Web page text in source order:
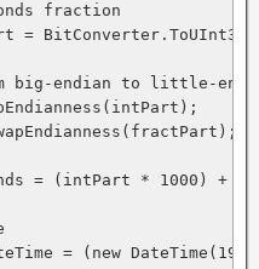
fraction
=
big-endian to little-
= (intPart * 1000) +
= (new